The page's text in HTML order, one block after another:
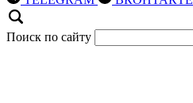
Поиск по сайту